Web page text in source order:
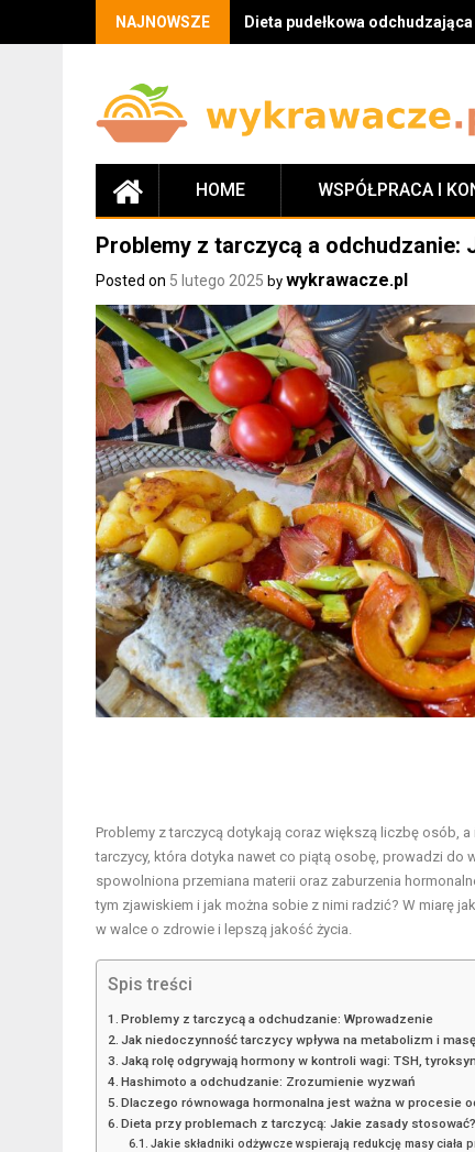
NAJNOWSZE Dieta pudełkowa
HOME WSPÓŁPRACA I
Problemy z tarczycą a odchudzanie:
Posted on 5 lutego 2025 by wykrawacze.pl
Problemy z tarczycą dotykają coraz większą liczbę osób,
tarczycy, która dotyka nawet co piątą osobę, prowadzi do
spowolniona przemiana materii oraz zaburzenia
tym zjawiskiem i jak można sobie z nimi radzić? W miarę
w walce o zdrowie i lepszą jakość życia.
Spis treści
Problemy z tarczycą a odchudzanie: Wprowadzenie
Jak niedoczynność tarczycy wpływa na metabolizm i masę
Jaką rolę odgrywają hormony w kontroli wagi: TSH,
Hashimoto a odchudzanie: Zrozumienie wyzwań
Dlaczego równowaga hormonalna jest ważna w procesie
Dieta przy problemach z tarczycą: Jakie zasady stosować?
Jakie składniki odżywcze wspierają redukcję masy ciała